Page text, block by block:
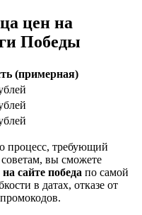
цен на
Победы
(примерная)
процесс, требующий
вы сможете
сайте победа по самой
в датах, отказе от